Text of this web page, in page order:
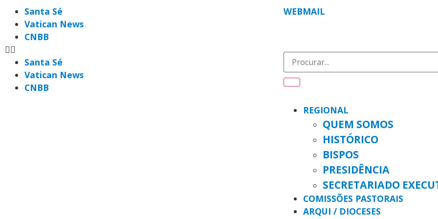
Santa Sé
Vatican News
CNBB
Santa Sé
Vatican News
CNBB
WEBMAIL
REGIONAL
QUEM SOMOS
HISTÓRICO
BISPOS
PRESIDÊNCIA
SECRETARIADO
COMISSÕES PASTORAIS
ARQUI / DIOCESES